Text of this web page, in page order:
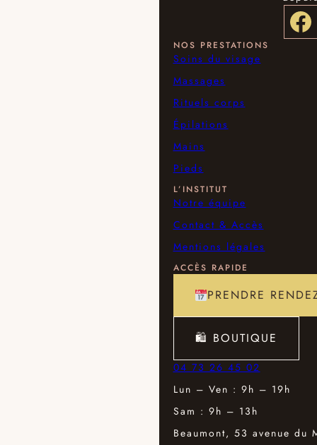
Facebook
NOS PRESTATIONS
Soins du visage
Massages
Rituels corps
Épilations
Mains
Pieds
L’INSTITUT
Notre équipe
Contact & Accès
Mentions légales
ACCÈS RAPIDE
PRENDRE
🛍 BOUTIQUE
04 73 26 45 02
Lun – Ven : 9h – 19h
Sam : 9h – 13h
Beaumont, 53 avenue du